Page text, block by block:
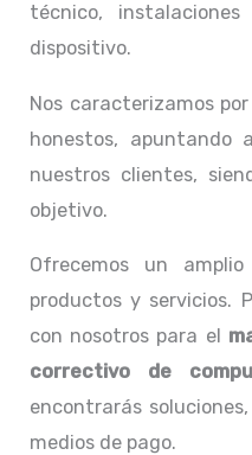
técnico,
dispositivo.
Nos caracterizamos
honestos,
nuestros clientes,
objetivo.
Ofrecemos un
productos y servicios.
con nosotros para el
correctivo de
encontrarás
medios de pago.